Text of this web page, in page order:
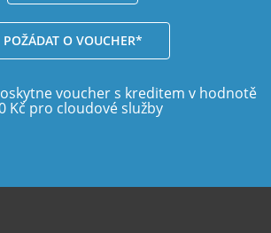
POŽÁDAT O VOUCHER*
voucher s kreditem v hodnotě
Kč pro cloudové služby